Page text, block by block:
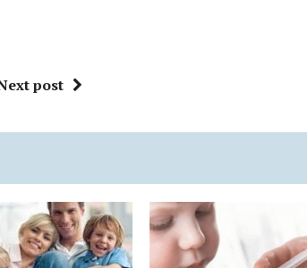
post